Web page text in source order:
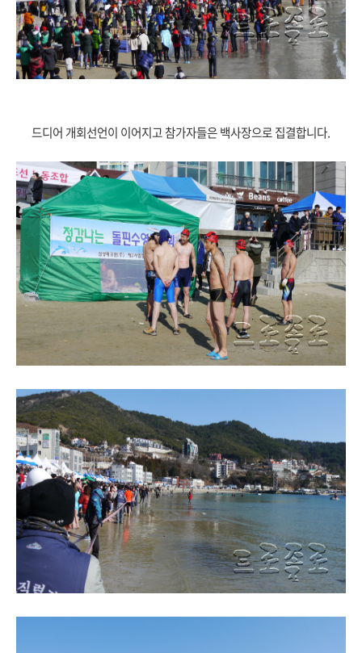
드디어 개회선언이 이어지고 참가자들은 백사장으로 집결합니다.